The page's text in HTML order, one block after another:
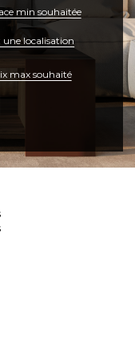
une localisation